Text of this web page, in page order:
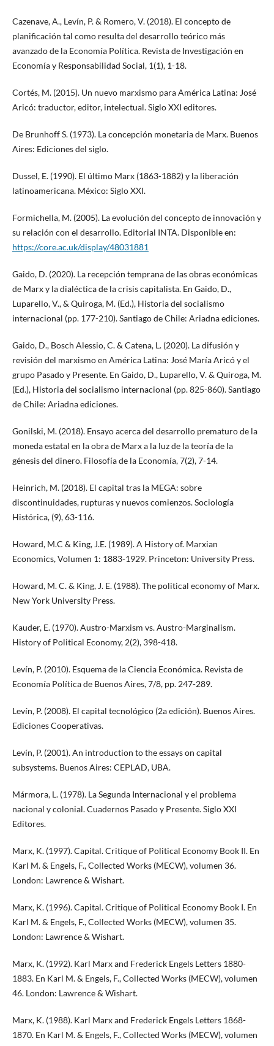
Cazenave, A., Levín, P. & Romero, V. (2018). El concepto de
planificación tal como resulta del desarrollo teórico más
avanzado de la Economía Política. Revista de Investigación en
Economía y Responsabilidad Social, 1(1), 1-18.
Cortés, M. (2015). Un nuevo marxismo para América Latina: José
Aricó: traductor, editor, intelectual. Siglo XXI editores.
De Brunhoff S. (1973). La concepción monetaria de Marx. Buenos
Aires: Ediciones del siglo.
Dussel, E. (1990). El último Marx (1863-1882) y la liberación
latinoamericana. México: Siglo XXI.
Formichella, M. (2005). La evolución del concepto de innovación y
su relación con el desarrollo. Editorial INTA. Disponible en:
https://core.ac.uk/display/48031881
Gaido, D. (2020). La recepción temprana de las obras económicas
de Marx y la dialéctica de la crisis capitalista. En Gaido, D.,
Luparello, V., & Quiroga, M. (Ed.), Historia del socialismo
internacional (pp. 177-210). Santiago de Chile: Ariadna ediciones.
Gaido, D., Bosch Alessio, C. & Catena, L. (2020). La difusión y
revisión del marxismo en América Latina: José María Aricó y el
grupo Pasado y Presente. En Gaido, D., Luparello, V. & Quiroga, M.
(Ed.), Historia del socialismo internacional (pp. 825-860). Santiago
de Chile: Ariadna ediciones.
Gonilski, M. (2018). Ensayo acerca del desarrollo prematuro de la
moneda estatal en la obra de Marx a la luz de la teoría de la
génesis del dinero. Filosofía de la Economía, 7(2), 7-14.
Heinrich, M. (2018). El capital tras la MEGA: sobre
discontinuidades, rupturas y nuevos comienzos. Sociología
Histórica, (9), 63-116.
Howard, M.C & King, J.E. (1989). A History of. Marxian
Economics, Volumen 1: 1883-1929. Princeton: University Press.
Howard, M. C. & King, J. E. (1988). The political economy of Marx.
New York University Press.
Kauder, E. (1970). Austro-Marxism vs. Austro-Marginalism.
History of Political Economy, 2(2), 398-418.
Levín, P. (2010). Esquema de la Ciencia Económica. Revista de
Economía Política de Buenos Aires, 7/8, pp. 247-289.
Levín, P. (2008). El capital tecnológico (2a edición). Buenos Aires.
Ediciones Cooperativas.
Levín, P. (2001). An introduction to the essays on capital
subsystems. Buenos Aires: CEPLAD, UBA.
Mármora, L. (1978). La Segunda Internacional y el problema
nacional y colonial. Cuadernos Pasado y Presente. Siglo XXI
Editores.
Marx, K. (1997). Capital. Critique of Political Economy Book II. En
Karl M. & Engels, F., Collected Works (MECW), volumen 36.
London: Lawrence & Wishart.
Marx, K. (1996). Capital. Critique of Political Economy Book I. En
Karl M. & Engels, F., Collected Works (MECW), volumen 35.
London: Lawrence & Wishart.
Marx, K. (1992). Karl Marx and Frederick Engels Letters 1880-
1883. En Karl M. & Engels, F., Collected Works (MECW), volumen
46. London: Lawrence & Wishart.
Marx, K. (1988). Karl Marx and Frederick Engels Letters 1868-
1870. En Karl M. & Engels, F., Collected Works (MECW), volumen